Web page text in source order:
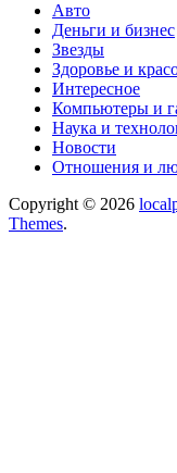
Авто
Деньги и бизнес
Звезды
Здоровье и
Интересное
Компьютеры и
Наука и
Новости
Отношения и
Copyright © 2026
Themes.